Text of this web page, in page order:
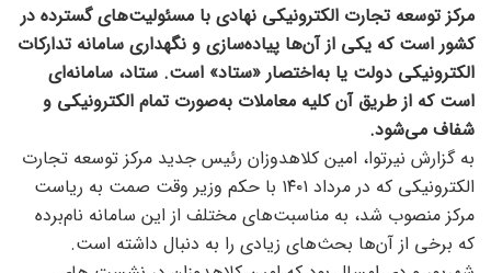
مرکز توسعه تجارت الکترونیکی نهادی با مسئولیت‌های گسترده در
کشور است که یکی از آن‌‌ها پیاده‌سازی و نگهداری سامانه تدارکات
الکترونیکی دولت یا به‌اختصار «ستاد» است. ستاد، سامانه‌ای
است که از طریق آن کلیه معاملات به‌صورت تمام الکترونیکی و
شفاف می‌شود.
به گزارش نیرتوا، امین کلاهدوزان رئیس جدید مرکز توسعه تجارت
الکترونیکی که در مرداد ۱۴۰۱ با حکم وزیر وقت صمت به ریاست
مرکز منصوب شد، به مناسبت‌های مختلف از این سامانه نام‌برده
که برخی از آن‌ها بحث‌های زیادی را به دنبال داشته است.